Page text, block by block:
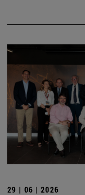
29 | 06 | 2026